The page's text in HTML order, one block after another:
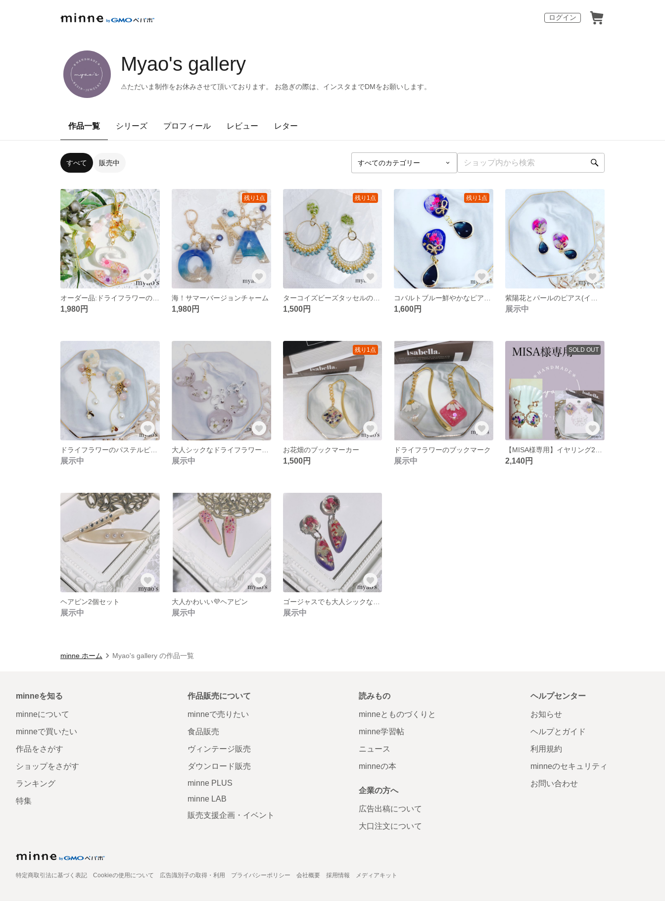
ログイン
Myao's gallery
⚠︎ただいま制作をお休みさせて頂いております。 お急ぎの際は、インスタまでDMをお願いします。
作品一覧 シリーズ プロフィール レビュー レター
すべて 販売中
1,980円
残り1点
海！サマーバージョンチャーム
1,980円
残り1点
ターコイズビーズタッセルのピアス/イヤリング
1,500円
残り1点
1,600円 展示中
展示中 展示中
残り1点
お花畑のブックマーカー
1,500円
ドライフラワーのブックマーク
展示中
SOLD OUT
2,140円
ヘアピン2個セット
展示中
大人かわいい💜ヘアピン
展示中 展示中
minne ホーム Myao's gallery の作品一覧
minneを知る
minneについて
minneで買いたい
作品をさがす
ショップをさがす
ランキング
特集
作品販売について
minneで売りたい
食品販売
ヴィンテージ販売
ダウンロード販売
minne PLUS
minne LAB
販売支援企画・イベント
読みもの
minneとものづくりと
minne学習帖
ニュース
minneの本
企業の方へ
広告出稿について
大口注文について
ヘルプセンター
お知らせ
ヘルプとガイド
利用規約
minneのセキュリティ
お問い合わせ
特定商取引法に基づく表記 Cookieの使用について 広告識別子の取得・利用 プライバシーポリシー 会社概要 採用情報 メディアキット